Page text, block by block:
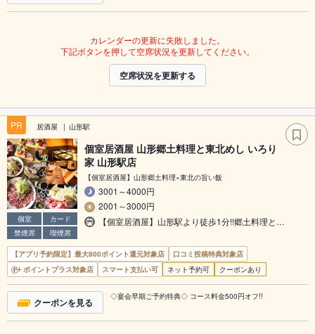
カレンダーの更新に失敗しました。
下記ボタンを押して空席状況を更新してください。
空席状況を更新する
PR 居酒屋 山形駅
個室
カード
禁煙席
喫煙席
個室居酒屋 山形郷土料理と東北めし いろり
家 山形駅店
【個室居酒屋】山形郷土料理×東北の旨い飯
3001～4000円
2001～3000円
【個室居酒屋】山形駅より徒歩1分!!郷土料理と…
【アプリ予約限定】最大800ポイント還元対象店
口コミ投稿特典対象店
ポイントプラス対象店
スマート支払い可 ネット予約可 クーポンあり
クーポンを見る ◇宴会早期ご予約特典◇ コース料金500円オフ!!